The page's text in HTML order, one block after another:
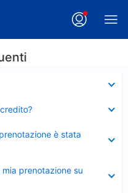
è stata
prenotazione su